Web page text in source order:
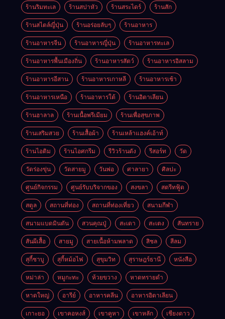
ร้านริมทะเล ร้านสปาหัว ร้านสระไดร์ ร้านสัก
ร้านสไตล์ญี่ปุ่น ร้านอร่อยลับๆ ร้านอาหาร
ร้านอาหารจีน ร้านอาหารญี่ปุ่น ร้านอาหารทะเล
ร้านอาหารพื้นเมืองถิ่น ร้านอาหารสัตว์ ร้านอาหารอิสลาม
ร้านอาหารอีสาน ร้านอาหารเกาหลี ร้านอาหารเช้า
ร้านอาหารเหนือ ร้านอาหารใต้ ร้านอิตาเลียน
ร้านฮาลาล ร้านเนื้อพรีเมียม ร้านเพื่อสุขภาพ
ร้านเสริมสวย ร้านเสื้อผ้า ร้านเหล้าแฮงค์เอ้าท์
ร้านไอติม ร้านไอศกรีม รีวิวร้านดัง รีสอร์ท วัด
วัดร่องขุ่น วัดสายมู วันพ่อ ศาลายา ศิลปะ
ศูนย์กิจกรรม ศูนย์รับบริจากของ สงขลา สตรีทฟู้ด
สตูล สถานที่ท่อง สถานที่ท่องเที่ยว สนามกีฬา
สนามแบดมินตัน สวนคุณปู่ สะเดา สะเตง สันทราย
สันผีเสื้อ สายมู สายเนื้อห้ามพลาด สิชล สีลม
สุกี้ชาบู สุกี้หม้อไฟ สุขุมวิท สุราษฎร์ธานี หนังสือ
หม่าล่า หมูกะทะ ห้วยขวาง หาดทรายดำ
หาดใหญ่ อารีย์ อาหารคลีน อาหารอิตาเลียน
เกาะยอ เขาคอหงส์ เขาคูหา เขาหลัก เชียงดาว